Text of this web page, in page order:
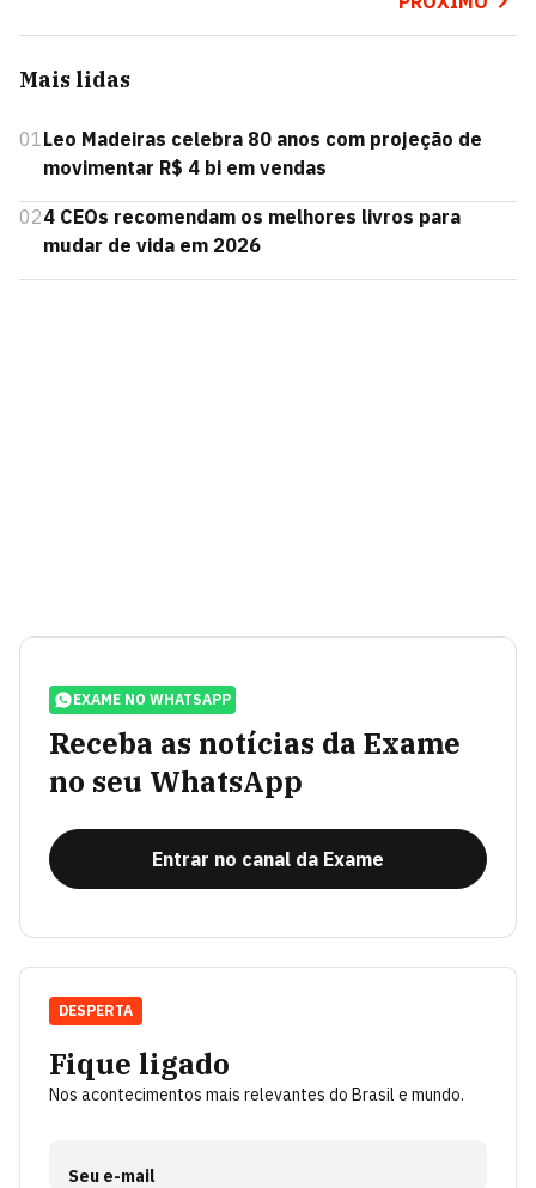
Mais lidas
01 Leo Madeiras celebra 80 anos com projeção de
movimentar R$ 4 bi em vendas
024 CEOs recomendam os melhores livros para
mudar de vida em 2026
EXAME NO WHATSAPP
Receba as notícias da Exame
no seu WhatsApp
Entrar no canal da Exame
Fique ligado
Nos acontecimentos mais relevantes do Brasil e mundo.
Seu e-mail
DESPERTA